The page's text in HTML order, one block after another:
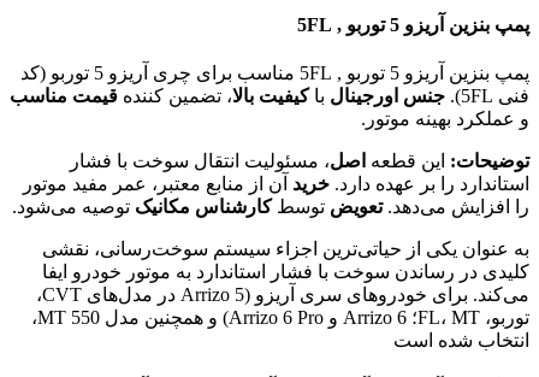
پمپ بنزین آریزو 5 توربو , 5FL
پمپ بنزین آریزو 5 توربو , 5FL مناسب برای چری آریزو 5 توربو (کد
فنی 5FL).
جنس اورجینال باکیفیت بالا، تضمین کننده قیمت مناسب
و عملکرد بهینه موتور.
توضیحات: این قطعه اصل، مسئولیت انتقال سوخت با فشار
استاندارد را بر عهده دارد. خرید آن از منابع معتبر، عمر مفید موتور
را افزایش می‌دهد.تعویض توسطکارشناس مکانیک توصیه می‌شود.
به عنوان یکی از حیاتی‌ترین اجزاء سیستم سوخت‌رسانی، نقشی
کلیدی در رساندن سوخت با فشار استاندارد به موتور خودرو ایفا
می‌کند. برای خودروهای سری آریزو (Arrizo 5 در مدل‌های CVT،
توربو، FL، MT؛ Arrizo 6 و Arrizo 6 Pro) و همچنین مدل 550 MT،
انتخاب شده است